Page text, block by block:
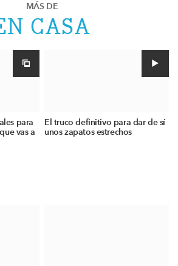
MÁS DE
CASA
para
vas a
El truco definitivo para dar de sí
unos zapatos estrechos